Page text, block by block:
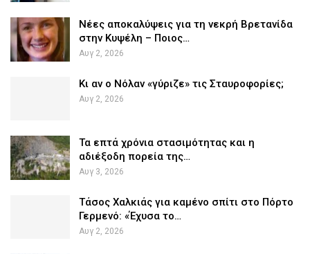
Νέες αποκαλύψεις για τη νεκρή Βρετανίδα
στην Κυψέλη – Ποιος…
Αυγ 2, 2026
Κι αν ο Νόλαν «γύριζε» τις Σταυροφορίες;
Αυγ 2, 2026
Τα επτά χρόνια στασιμότητας και η
αδιέξοδη πορεία της…
Αυγ 3, 2026
Τάσος Χαλκιάς για καμένο σπίτι στο Πόρτο
Γερμενό: «Έχυσα το…
Αυγ 2, 2026